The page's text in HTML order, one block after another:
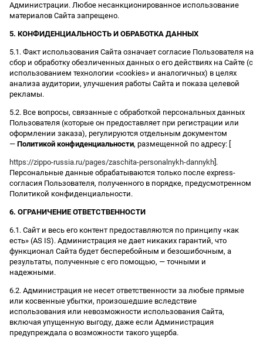
Администрации. Любое несанкционированное использование
материалов Сайта запрещено.
5. КОНФИДЕНЦИАЛЬНОСТЬ И ОБРАБОТКА ДАННЫХ
5.1. Факт использования Сайта означает согласие Пользователя на
сбор и обработку обезличенных данных о его действиях на Сайте (с
использованием технологии «cookies» и аналогичных) в целях
анализа аудитории, улучшения работы Сайта и показа целевой
рекламы.
5.2. Все вопросы, связанные с обработкой персональных данных
Пользователя (которые он предоставляет при регистрации или
оформлении заказа), регулируются отдельным документом
— Политикой конфиденциальности, размещенной по адресу: [
https://zippo-russia.ru/pages/zaschita-personalnykh-dannykh ].
Персональные данные обрабатываются только после express-
согласия Пользователя, полученного в порядке, предусмотренном
Политикой конфиденциальности.
6. ОГРАНИЧЕНИЕ ОТВЕТСТВЕННОСТИ
6.1. Сайт и весь его контент предоставляются по принципу «как
есть» (AS IS). Администрация не дает никаких гарантий, что
функционал Сайта будет бесперебойным и безошибочным, а
результаты, полученные с его помощью, — точными и
надежными.
6.2. Администрация не несет ответственности за любые прямые
или косвенные убытки, произошедшие вследствие
использования или невозможности использования Сайта,
включая упущенную выгоду, даже если Администрация
предупреждала о возможности такого ущерба.